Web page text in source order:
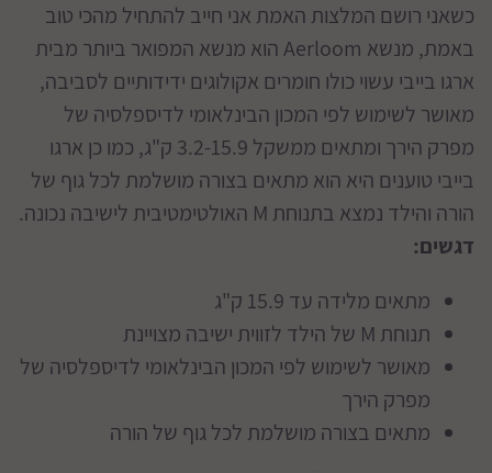
כשאני רושם המלצות האמת אני חייב להתחיל מהכי טוב
באמת, מנשא Aerloom הוא מנשא המפואר ביותר מבית
ארגו בייבי עשוי כולו חומרים אקולוגים ידידותיים לסביבה,
מאושר לשימוש לפי המכון הבינלאומי לדיספלסיה של
מפרק הירך ומתאים ממשקל 3.2-15.9 ק"ג, כמו כן ארגו
בייבי טוענים היא הוא מתאים בצורה מושלמת לכל גוף של
הורה והילד נמצא בתנוחת M האולטימטיבית לישיבה נכונה.
דגשים:
מתאים מלידה עד 15.9 ק"ג
תנוחת M של הילד לזווית ישיבה מצויינת
מאושר לשימוש לפי המכון הבינלאומי לדיספלסיה של
מפרק הירך
מתאים בצורה מושלמת לכל גוף של הורה